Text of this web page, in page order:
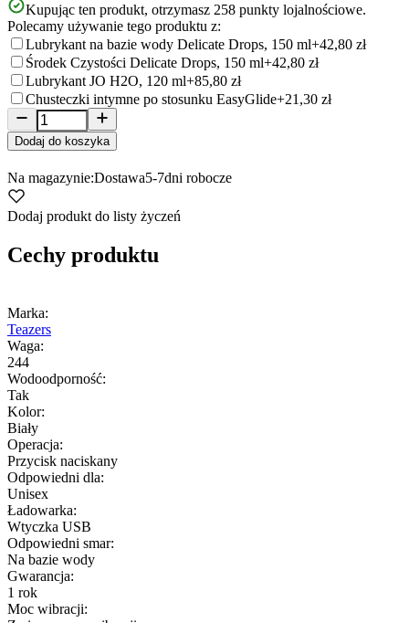
Kupując ten produkt, otrzymasz 258 punkty lojalnościowe.
Polecamy używanie tego produktu z:
Lubrykant na bazie wody Delicate Drops, 150 ml+42,80 zł
Środek Czystości Delicate Drops, 150 ml+42,80 zł
Lubrykant JO H2O, 120 ml+85,80 zł
Chusteczki intymne po stosunku EasyGlide+21,30 zł
Dodaj do koszyka
Na magazynie:Dostawa5-7dni robocze
Dodaj produkt do listy życzeń
Cechy produktu
Marka:
Teazers
Waga:
244
Wodoodporność:
Tak
Kolor:
Biały
Operacja:
Przycisk naciskany
Odpowiedni dla:
Unisex
Ładowarka:
Wtyczka USB
Odpowiedni smar:
Na bazie wody
Gwarancja:
1 rok
Moc wibracji: